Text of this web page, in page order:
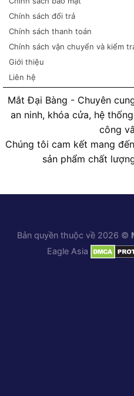
Chính sách đổi trả
Chính sách thanh toán
Chính sách vận chuyển và kiểm
Giới thiệu
Liên hệ
Mắt Đại Bàng - Chuyên
an ninh, khóa cửa, hệ
công
Chúng tôi cam kết mang
sản phẩm chất
Bản quyền thuộc về 2026 ©
Eagle Asia